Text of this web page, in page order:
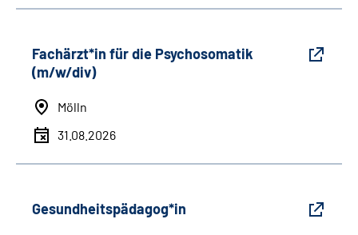
Fachärzt*in für die Psychosomatik
(m/w/div)
Mölln
31.08.2026
Gesundheitspädagog*in